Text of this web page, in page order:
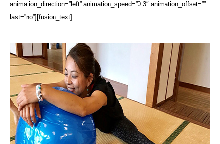
animation_direction=”left” animation_speed=”0.3″ animation_offset=””
last=”no”][fusion_text]